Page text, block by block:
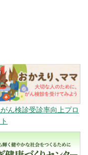
ん検診受診率向上プロ